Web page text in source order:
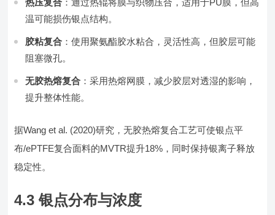
热压复合 ：通过热辊将膜与织物压合，适用于PU膜，但高
温可能损伤银点结构。
胶粘复合 ：使用聚氨酯胶水粘合，灵活性高，但胶层可能
阻塞微孔。
无胶热熔复合 ：采用热熔网膜，减少胶层对透湿的影响，
提升整体性能。
据Wang et al. (2020)研究，无胶热熔复合工艺可使银点平
布/ePTFE复合面料的MVTR提升18%，同时保持银离子释放
稳定性。
4.3 银点分布与浓度